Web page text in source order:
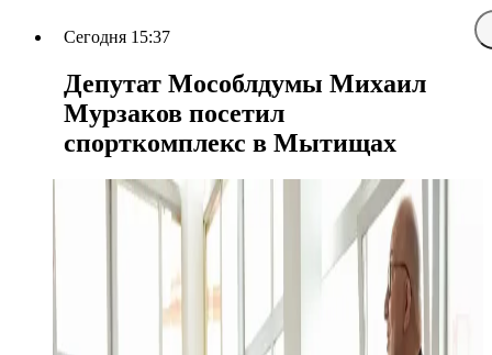
Сегодня 15:37
Депутат Мособлдумы Михаил
Мурзаков посетил
спорткомплекс в Мытищах